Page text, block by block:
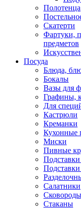
Полотенца
Скатерти
Фартуки,
предметов
Посуда
Блюда,
Бокалы
Вазы для
Графины,
Для
Кастрюли
Креманки
Кухонные
Миски
Пивные
Салатники
Стаканы